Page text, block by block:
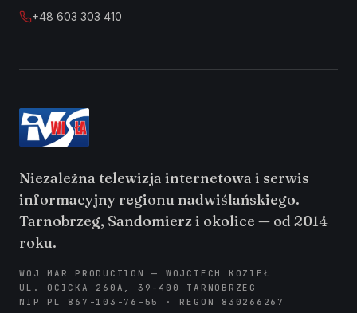
+48 603 303 410
Niezależna telewizja internetowa i serwis
informacyjny regionu nadwiślańskiego.
Tarnobrzeg, Sandomierz i okolice — od 2014
roku.
WOJ MAR PRODUCTION — WOJCIECH KOZIEŁ
UL. OCICKA 260A, 39-400 TARNOBRZEG
NIP PL 867-103-76-55 · REGON 830266267